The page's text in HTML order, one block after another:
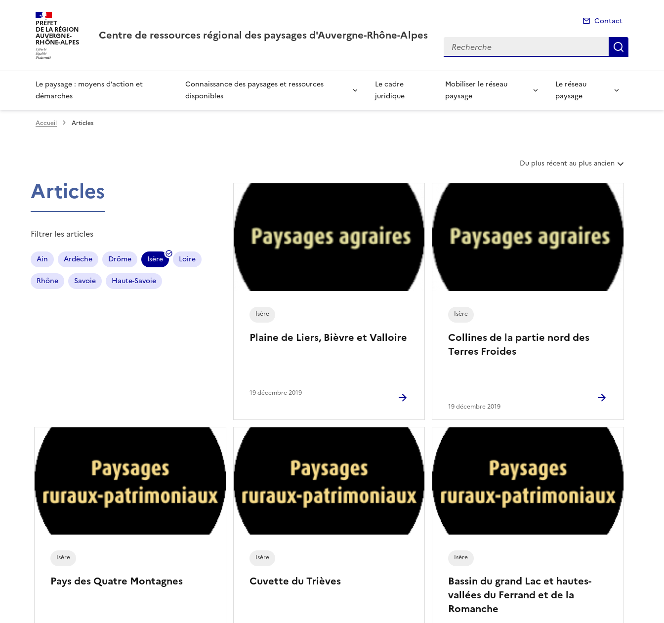
PRÉFET
DE LA RÉGION
AUVERGNE-
RHÔNE-ALPES Centre de ressources régional des paysages d'Auvergne-Rhône-Alpes
Contact
Recherche
Le paysage : moyens d’action et
démarches
Connaissance des paysages et ressources
disponibles
Le cadre
juridique
Mobiliser le réseau
paysage
Le réseau
paysage
Accueil Articles
T
i
s
a
l
Du plus récent au plus ancien
Articles
Filtrer les articles
Ain Ardèche Drôme Isère
(
f
i
o
é
)
Loire
Rhône Savoie Haute-Savoie
Plaine de Liers, Bièvre et Valloire
Isère
19 décembre 2019
Collines de la partie nord des
Terres Froides
Isère
19 décembre 2019
Pays des Quatre Montagnes
Isère
Cuvette du Trièves
Isère
Bassin du grand Lac et hautes-
vallées du Ferrand et de la
Romanche
Isère